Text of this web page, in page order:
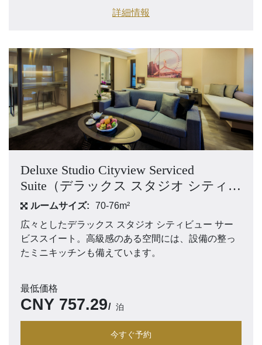
詳細情報
Deluxe Studio Cityview Serviced
Suite（デラックス スタジオ シティビ
ュー サービススイート）
ルームサイズ:
70-76m²
広々としたデラックス スタジオ シティビュー サー
ビススイート。高級感のある空間には、設備の整っ
たミニキッチンも備えています。
最低価格
CNY 757.29 泊
今すぐ予約